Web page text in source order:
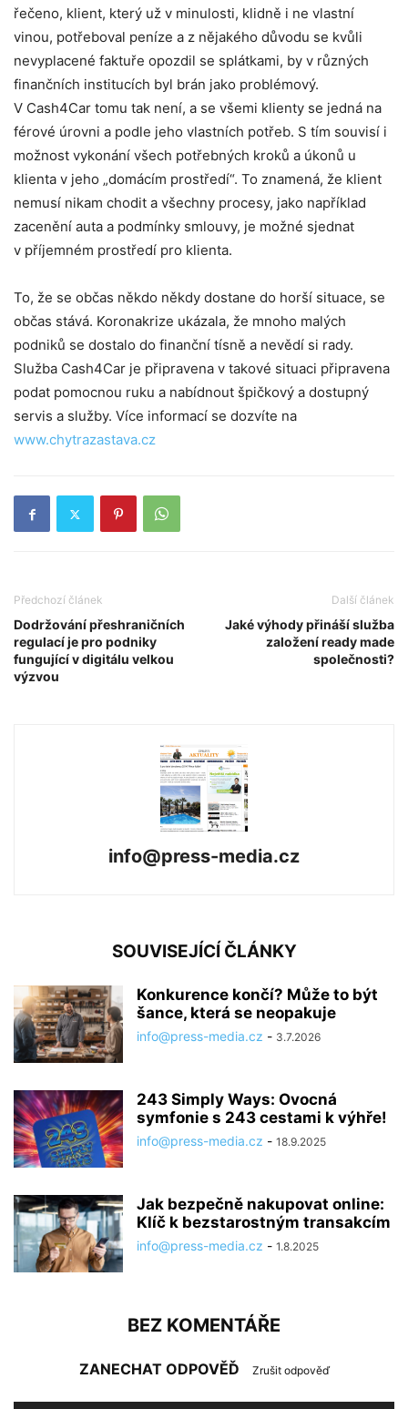
řečeno, klient, který už v minulosti, klidně i ne vlastní
vinou, potřeboval peníze a z nějakého důvodu se kvůli
nevyplacené faktuře opozdil se splátkami, by v různých
finančních institucích byl brán jako problémový.
V Cash4Car tomu tak není, a se všemi klienty se jedná na
férové úrovni a podle jeho vlastních potřeb. S tím souvisí i
možnost vykonání všech potřebných kroků a úkonů u
klienta v jeho „domácím prostředí“. To znamená, že klient
nemusí nikam chodit a všechny procesy, jako například
zacenění auta a podmínky smlouvy, je možné sjednat
v příjemném prostředí pro klienta.
To, že se občas někdo někdy dostane do horší situace, se
občas stává. Koronakrize ukázala, že mnoho malých
podniků se dostalo do finanční tísně a nevědí si rady.
Služba Cash4Car je připravena v takové situaci připravena
podat pomocnou ruku a nabídnout špičkový a dostupný
servis a služby. Více informací se dozvíte na
www.chytrazastava.cz
Předchozí článek
Dodržování přeshraničních
regulací je pro podniky
fungující v digitálu velkou
výzvou
Další článek
Jaké výhody přináší služba
založení ready made
společnosti?
info@press-media.cz
SOUVISEJÍCÍ ČLÁNKY
Konkurence končí? Může to být
šance, která se neopakuje
info@press-media.cz - 3.7.2026
243 Simply Ways: Ovocná
symfonie s 243 cestami k výhře!
info@press-media.cz - 18.9.2025
Jak bezpečně nakupovat online:
Klíč k bezstarostným transakcím
info@press-media.cz - 1.8.2025
BEZ KOMENTÁŘE
ZANECHAT ODPOVĚĎ Zrušit odpověď